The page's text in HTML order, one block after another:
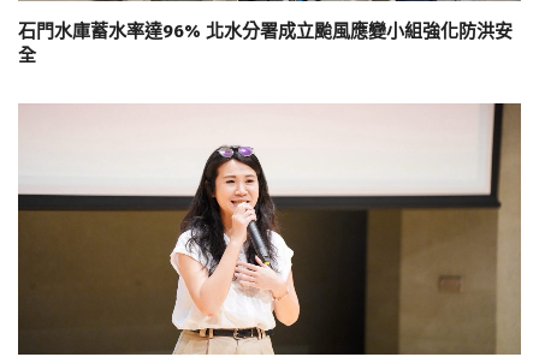
石門水庫蓄水率達96% 北水分署成立颱風應變小組強化防洪安
全